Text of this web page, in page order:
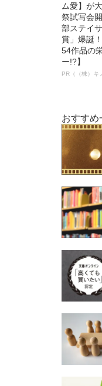
ム愛】が
祭試写会
部ステイ
賞」爆誕
54作品の
ー!?】
PR（（株）キ
おすすめ